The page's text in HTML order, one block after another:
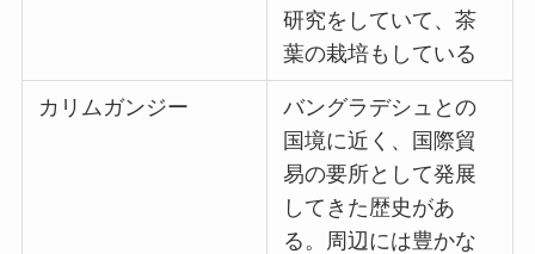
研究をしていて、茶
葉の栽培もしている
カリムガンジー
バングラデシュとの
国境に近く、国際貿
易の要所として発展
してきた歴史があ
る。周辺には豊かな